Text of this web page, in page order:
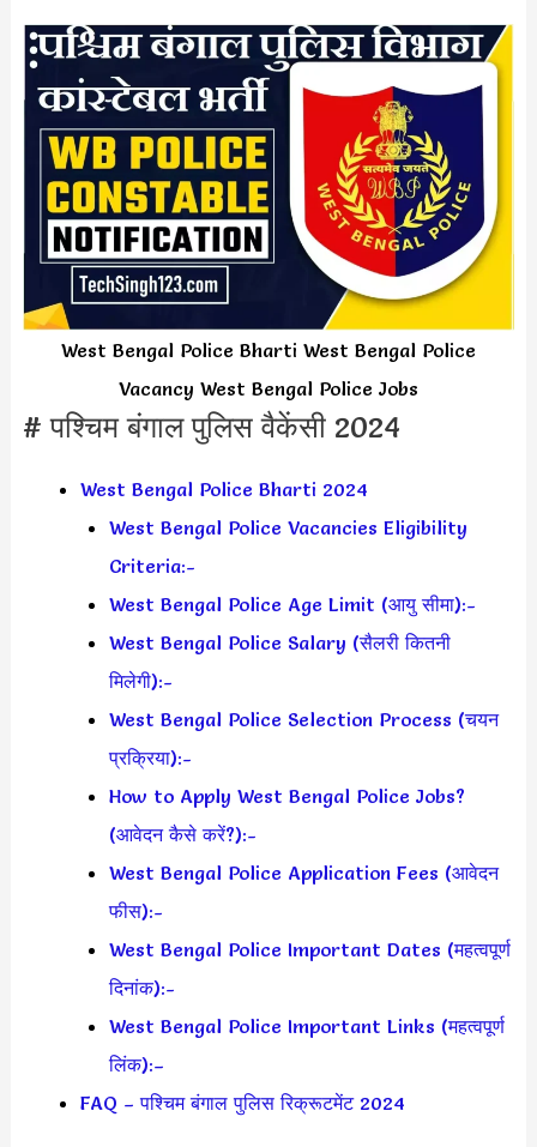
West Bengal Police Bharti West Bengal Police
Vacancy West Bengal Police Jobs
# पश्चिम बंगाल पुलिस वैकेंसी 2024
West Bengal Police Bharti 2024
West Bengal Police Vacancies Eligibility
Criteria:-
West Bengal Police Age Limit (आयु सीमा):-
West Bengal Police Salary (सैलरी कितनी
मिलेगी):-
West Bengal Police Selection Process (चयन
प्रक्रिया):-
How to Apply West Bengal Police Jobs?
(आवेदन कैसे करें?):-
West Bengal Police Application Fees (आवेदन
फीस):-
West Bengal Police Important Dates (महत्वपूर्ण
दिनांक):-
West Bengal Police Important Links (महत्वपूर्ण
लिंक):–
FAQ – पश्चिम बंगाल पुलिस रिक्रूटमेंट 2024